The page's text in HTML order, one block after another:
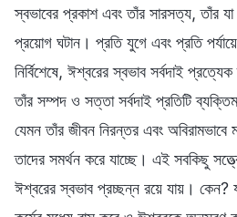
স্বভাবের প্রকাশ এবং তাঁর সারসত্য, তাঁর
প্রয়োগ ঘটান। প্রতি যুগে এবং প্রতি
নির্বিশেষে, ঈশ্বরের স্বভাব সর্বদাই
তাঁর সম্পদ ও সত্তা সর্বদাই প্রতিটি
যেমন তাঁর জীবন নিরন্তর এবং অবিরামভাবে
তাদের সমর্থন করে যাচ্ছে। এই সবকিছু
ঈশ্বরের স্বভাব প্রচ্ছন্ন রয়ে যায়।